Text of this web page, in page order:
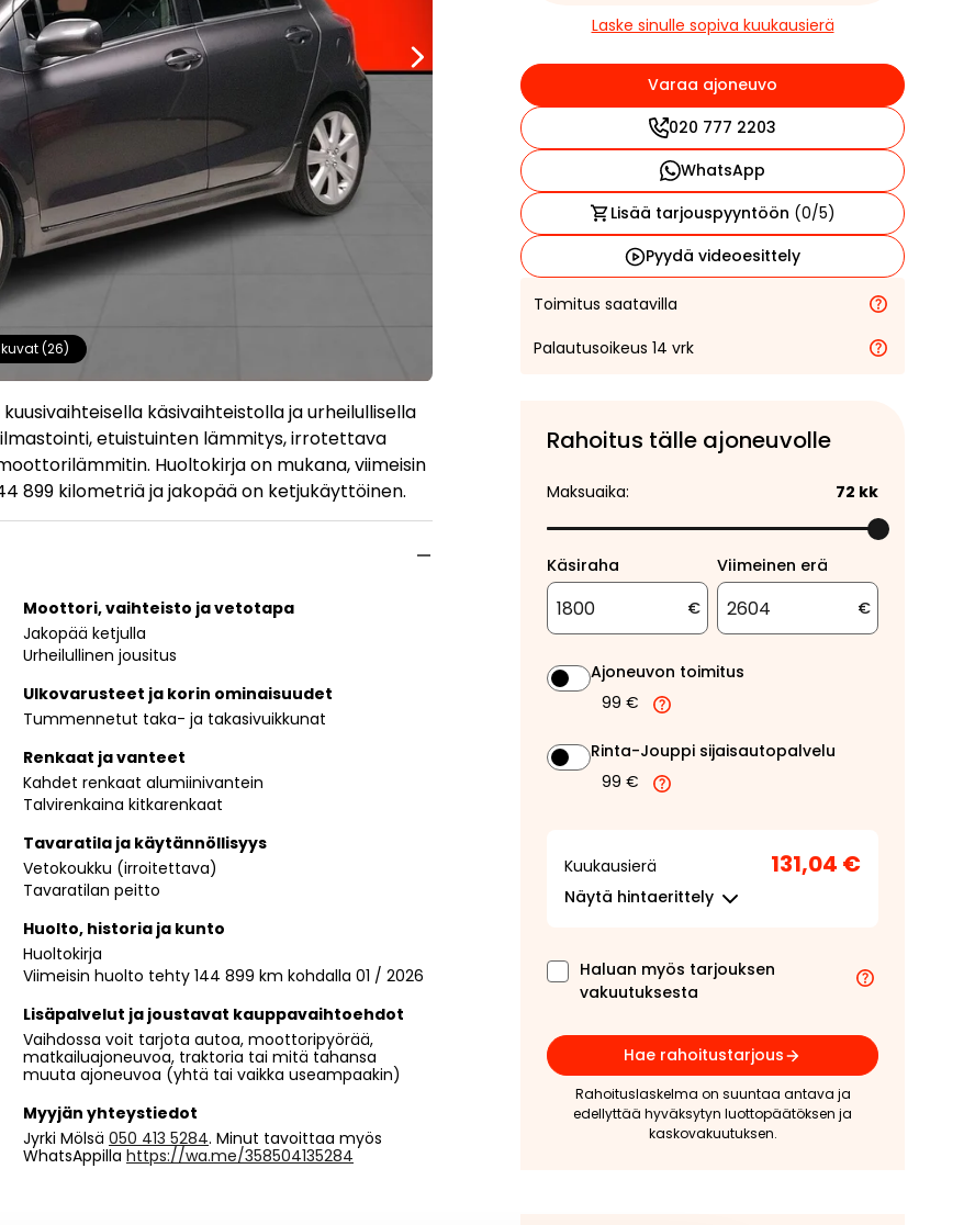
(26)
käsivaihteistolla ja urheilullisella
etuistuinten lämmitys, irrotettava
Huoltokirja on mukana, viimeisin
899 kilometriä ja jakopää on ketjukäyttöinen.
Moottori, vaihteisto ja vetotapa
Jakopää ketjulla
Urheilullinen jousitus
Ulkovarusteet ja korin ominaisuudet
Tummennetut taka- ja takasivuikkunat
Renkaat ja vanteet
Kahdet renkaat alumiinivantein
Talvirenkaina kitkarenkaat
Tavaratila ja käytännöllisyys
Vetokoukku (irroitettava)
Tavaratilan peitto
Huolto, historia ja kunto
Huoltokirja
Viimeisin huolto tehty 144 899 km kohdalla 01 / 2026
Lisäpalvelut ja joustavat kauppavaihtoehdot
Vaihdossa voit tarjota autoa, moottoripyörää,
matkailuajoneuvoa, traktoria tai mitä tahansa
muuta ajoneuvoa (yhtä tai vaikka useampaakin)
Myyjän yhteystiedot
Jyrki Mölsä 050 413 5284. Minut tavoittaa myös
WhatsAppilla https://wa.me/358504135284
Laske sinulle sopiva kuukausierä
Varaa ajoneuvo
020 777 2203
WhatsApp
Lisää tarjouspyyntöön (0/5)
Pyydä videoesittely
Toimitus saatavilla
Palautusoikeus 14 vrk
Rahoitus tälle ajoneuvolle
Maksuaika: 72 kk
Käsiraha
€
Viimeinen erä
€
Ajoneuvon toimitus
99 €
Rinta-Jouppi sijaisautopalvelu
99 €
Kuukausierä 131,04 €
Näytä hintaerittely
Haluan myös tarjouksen
vakuutuksesta
Hae rahoitustarjous
Rahoituslaskelma on suuntaa antava ja
edellyttää hyväksytyn luottopäätöksen ja
kaskovakuutuksen.